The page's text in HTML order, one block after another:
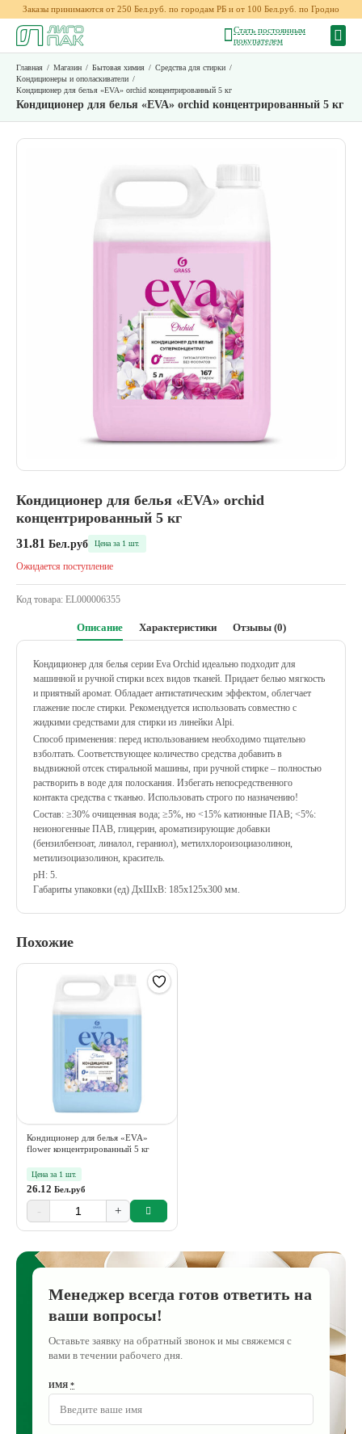
Заказы принимаются от 250 Бел.руб. по городам РБ и от 100 Бел.руб. по Гродно
Стать постоянным
покупателем
Главная / Магазин / Бытовая химия / Средства для стирки /
Кондиционеры и ополаскиватели /
Кондиционер для белья «EVA» orchid концентрированный 5 кг
Кондиционер для белья «EVA» orchid концентрированный 5 кг
Кондиционер для белья «EVA» orchid
концентрированный 5 кг
31.81 Бел.руб Цена за 1 шт.
Ожидается поступление
Код товара: EL000006355
Описание Характеристики Отзывы (0)
Кондиционер для белья серии Eva Orchid идеально подходит для
машинной и ручной стирки всех видов тканей. Придает белью мягкость
и приятный аромат. Обладает антистатическим эффектом, облегчает
глажение после стирки. Рекомендуется использовать совместно с
жидкими средствами для стирки из линейки Alpi.
Способ применения: перед использованием необходимо тщательно
взболтать. Соответствующее количество средства добавить в
выдвижной отсек стиральной машины, при ручной стирке – полностью
растворить в воде для полоскания. Избегать непосредственного
контакта средства с тканью. Использовать строго по назначению!
Состав: ≥30% очищенная вода; ≥5%, но <15% катионные ПАВ; <5%:
неионогенные ПАВ, глицерин, ароматизирующие добавки
(бензилбензоат, линалол, гераниол), метилхлороизоциазолинон,
метилизоциазолинон, краситель.
рН: 5.
Габариты упаковки (ед) ДхШхВ: 185x125x300 мм.
Похожие
Кондиционер для белья «EVA»
flower концентрированный 5 кг
Цена за 1 шт.
26.12 Бел.руб
- +
Менеджер всегда готов ответить на
ваши вопросы!
Оставьте заявку на обратный звонок и мы свяжемся с
вами в течении рабочего дня.
ИМЯ *